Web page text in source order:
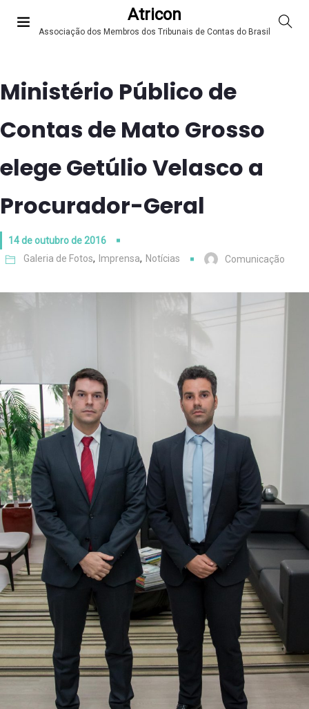
Atricon
Associação dos Membros dos Tribunais de Contas do Brasil
Ministério Público de
Contas de Mato Grosso
elege Getúlio Velasco a
Procurador-Geral
14 de outubro de 2016
Galeria de Fotos, Imprensa, Notícias Comunicação